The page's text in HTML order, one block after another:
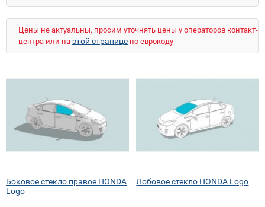
Цены не актуальны, просим уточнять цены у операторов контакт-
центра или на этой странице по еврокоду
Боковое стекло правое HONDA
Logo
Лобовое стекло HONDA Logo